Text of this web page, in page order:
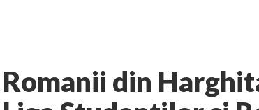
Romanii din